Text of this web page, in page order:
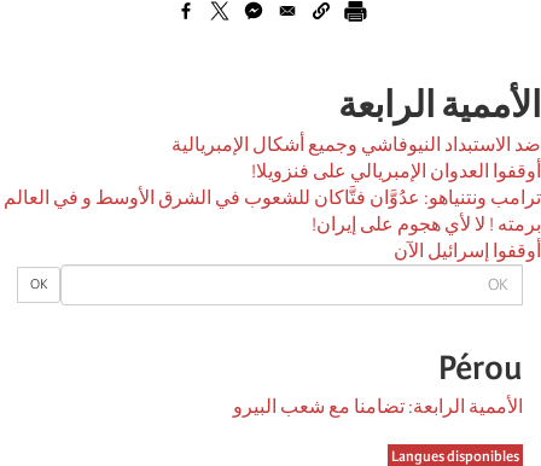
OK
OK
Pérou
الأممية الرابعة: تضامنا مع شعب البيرو
Langues disponibles
الأممية الرابعة
ضد الاستبداد النيوفاشي وجميع أشكال الإمبريالية
أوقفوا العدوان الإمبريالي على فنزويلا!
ترامب ونتنياهو: عدُوَّان فتَّاكان للشعوب في الشرق الأوسط و في العالم
برمته ! لا لأي هجوم على إيران!
أوقفوا إسرائيل الآن